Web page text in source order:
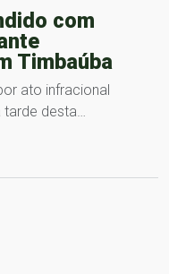
com
Timbaúba
ato infracional
tarde desta…